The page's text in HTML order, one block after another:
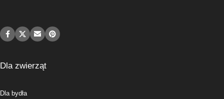
Dla zwierząt
Dla bydła